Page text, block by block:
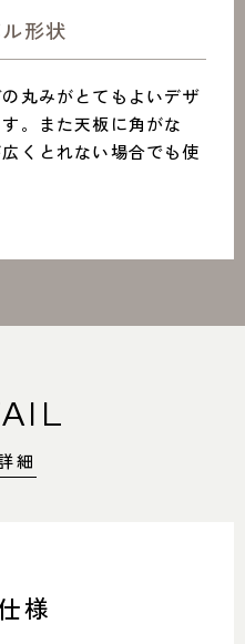
形状
丸みがとてもよいデザ
。また天板に角がな
くとれない場合でも使
細
様